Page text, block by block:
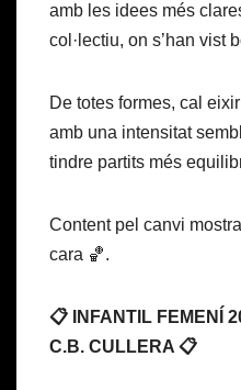
amb les idees més
col·lectiu, on s’han vist
De totes formes, cal
amb una intensitat
tindre partits més
Content pel canvi
cara 🏀.
📋 INFANTIL FEMENÍ
C.B. CULLERA 📋